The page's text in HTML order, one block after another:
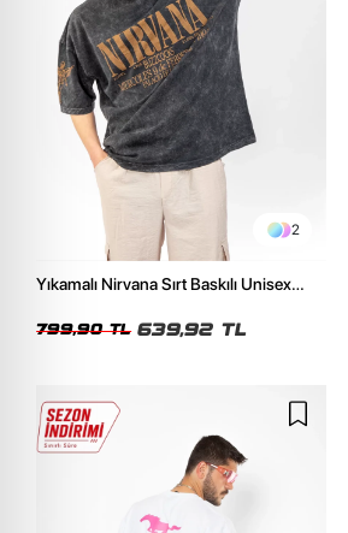
2
Yıkamalı Nirvana Sırt Baskılı Unisex
799,90 TL 639,92 TL